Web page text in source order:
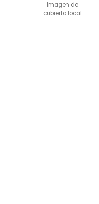
Imagen de
cubierta local